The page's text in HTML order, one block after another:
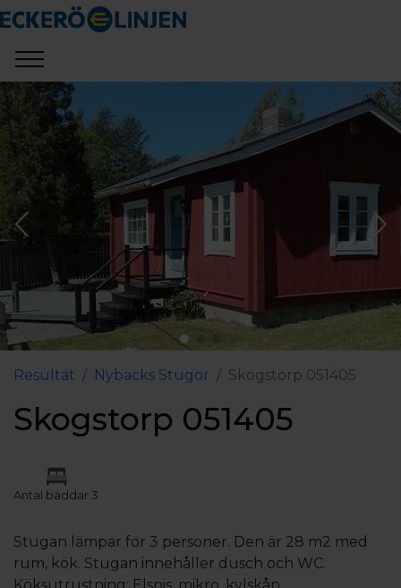
Resultat Nybacks Stugor Skogstorp 051405
Skogstorp 051405
Antal bäddar 3
Stugan lämpar för 3 personer. Den är 28 m2 med
rum, kök. Stugan innehåller dusch och WC.